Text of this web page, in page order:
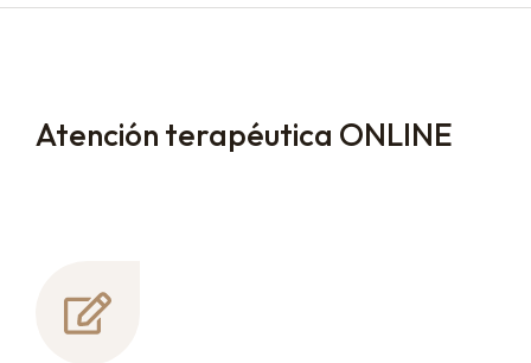
Atención terapéutica ONLINE